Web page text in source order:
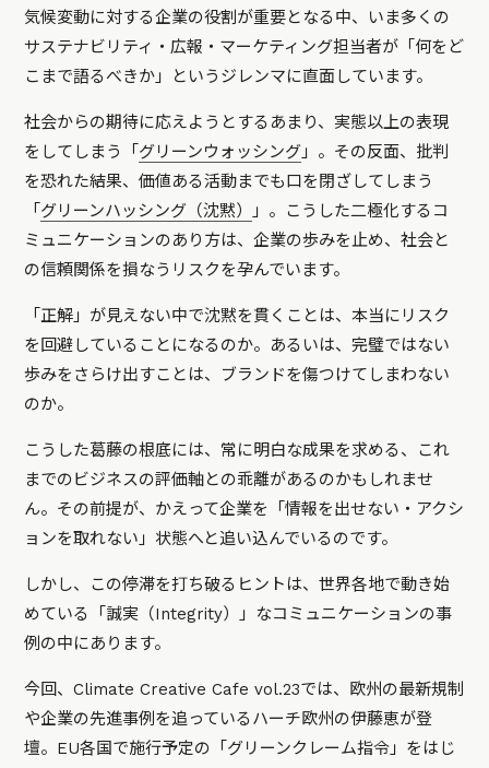
気候変動に対する企業の役割が重要となる中、いま多くの
サステナビリティ・広報・マーケティング担当者が「何をど
こまで語るべきか」というジレンマに直面しています。
社会からの期待に応えようとするあまり、実態以上の表現
をしてしまう「 グリーンウォッシング 」。その反面、批判
を恐れた結果、価値ある活動までも口を閉ざしてしまう
「 グリーンハッシング（沈黙）
」。こうした二極化するコ
ミュニケーションのあり方は、企業の歩みを止め、社会と
の信頼関係を損なうリスクを孕んでいます。
「正解」が見えない中で沈黙を貫くことは、本当にリスク
を回避していることになるのか。あるいは、完璧ではない
歩みをさらけ出すことは、ブランドを傷つけてしまわない
のか。
こうした葛藤の根底には、常に明白な成果を求める、これ
までのビジネスの評価軸との乖離があるのかもしれませ
ん。その前提が、かえって企業を「情報を出せない・アクシ
ョンを取れない」状態へと追い込んでいるのです。
しかし、この停滞を打ち破るヒントは、世界各地で動き始
めている「誠実（Integrity）」なコミュニケーションの事
例の中にあります。
今回、Climate Creative Cafe vol.23では、欧州の最新規制
や企業の先進事例を追っているハーチ欧州の伊藤恵が登
壇。EU各国で施行予定の「グリーンクレーム指令」をはじ